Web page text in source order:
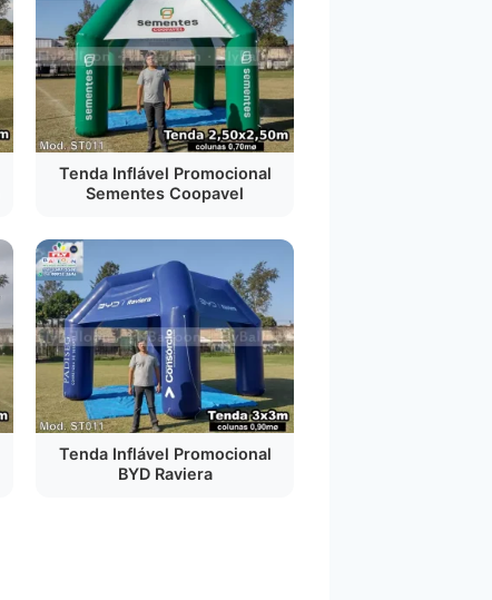
Tenda Inflável Promocional
Sementes Coopavel
Tenda Inflável Promocional
BYD Raviera